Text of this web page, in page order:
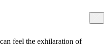
feel the exhilaration of